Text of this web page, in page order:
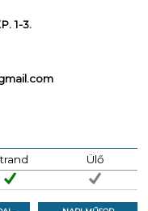
1-3.
Ülő